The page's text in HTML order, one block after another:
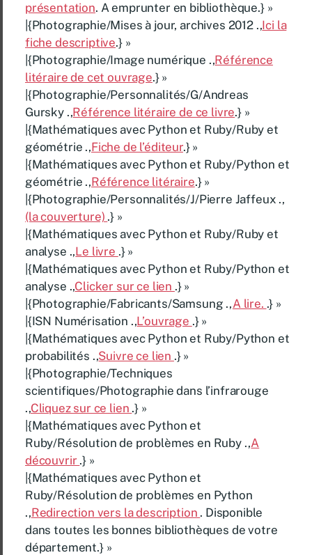
présentation. A emprunter en bibliothèque.} »
|{Photographie/Mises à jour, archives 2012 .,Ici la
fiche descriptive.} »
|{Photographie/Image numérique .,Référence
litéraire de cet ouvrage.} »
|{Photographie/Personnalités/G/Andreas
Gursky .,Référence litéraire de ce livre.} »
|{Mathématiques avec Python et Ruby/Ruby et
géométrie .,Fiche de l’éditeur.} »
|{Mathématiques avec Python et Ruby/Python et
géométrie .,Référence litéraire.} »
|{Photographie/Personnalités/J/Pierre Jaffeux .,
(la couverture) .} »
|{Mathématiques avec Python et Ruby/Ruby et
analyse .,Le livre .} »
|{Mathématiques avec Python et Ruby/Python et
analyse .,Clicker sur ce lien .} »
|{Photographie/Fabricants/Samsung .,A lire. .} »
|{ISN Numérisation .,L’ouvrage .} »
|{Mathématiques avec Python et Ruby/Python et
probabilités .,Suivre ce lien .} »
|{Photographie/Techniques
scientifiques/Photographie dans l’infrarouge
.,Cliquez sur ce lien .} »
|{Mathématiques avec Python et
Ruby/Résolution de problèmes en Ruby .,A
découvrir .} »
|{Mathématiques avec Python et
Ruby/Résolution de problèmes en Python
.,Redirection vers la description . Disponible
dans toutes les bonnes bibliothèques de votre
département.} »